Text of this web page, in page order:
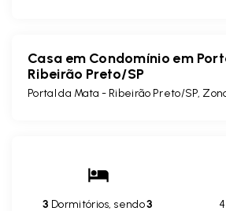
Casa em Condomínio em
Ribeirão Preto/SP
Portal da Mata - Ribeirão Preto/SP,
3 Dormitórios, sendo3